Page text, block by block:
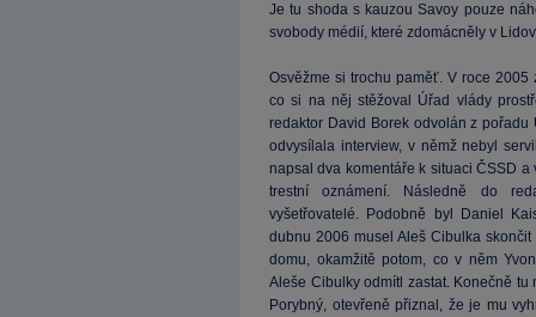
Je tu shoda s kauzou Savoy pouze
svobody médií, které zdomácněly v
Osvěžme si trochu paměť. V roce
co si na něj stěžoval Úřad vlády
redaktor David Borek odvolán z
odvysílala interview, v němž nebyl
napsal dva komentáře k situaci ČSSD
trestní oznámení. Následně do
vyšetřovatelé. Podobně byl Daniel
dubnu 2006 musel Aleš Cibulka
domu, okamžitě potom, co v něm
Aleše Cibulky odmítl zastat. Konečně
Porybný, otevřeně přiznal, že je mu